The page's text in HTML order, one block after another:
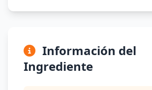
Información del
Ingrediente